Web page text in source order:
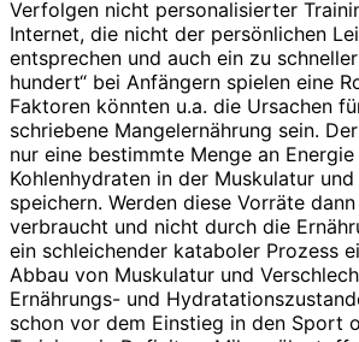
Verfolgen nicht personalisierter
Internet, die nicht der persönlichen
entsprechen und auch ein zu
hundert“ bei Anfängern spielen eine
Faktoren könnten u.a. die Ursachen
schriebene Mangelernährung sein.
nur eine bestimmte Menge an
Kohlenhydraten in der Muskulatur
speichern. Werden diese Vorräte
verbraucht und nicht durch die
ein schleichender kataboler Prozess
Abbau von Muskulatur und
Ernährungs- und
schon vor dem Einstieg in den Sport